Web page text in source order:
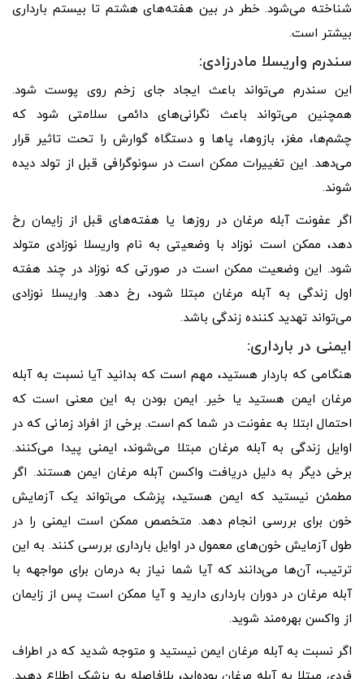
شناخته می‌شود. خطر در بین هفته‌های هشتم تا بیستم بارداری
بیشتر است.
سندرم واریسلا مادرزادی:
این سندرم می‌تواند باعث ایجاد جای زخم روی پوست شود.
همچنین می‌تواند باعث نگرانی‌های دائمی سلامتی شود که
چشم‌ها، مغز، بازوها، پاها و دستگاه گوارش را تحت تاثیر قرار
می‌دهد. این تغییرات ممکن است در سونوگرافی قبل از تولد دیده
شوند.
اگر عفونت آبله مرغان در روزها یا هفته‌های قبل از زایمان رخ
دهد، ممکن است نوزاد با وضعیتی به نام واریسلا نوزادی متولد
شود. این وضعیت ممکن است در صورتی که نوزاد در چند هفته
اول زندگی به آبله مرغان مبتلا شود، رخ دهد. واریسلا نوزادی
می‌تواند تهدید کننده زندگی باشد.
ایمنی در بارداری:
هنگامی که باردار هستید، مهم است که بدانید آیا نسبت به آبله
مرغان ایمن هستید یا خیر. ایمن بودن به این معنی است که
احتمال ابتلا به عفونت در شما کم است. برخی از افراد زمانی که در
اوایل زندگی به آبله مرغان مبتلا می‌شوند، ایمنی پیدا می‌کنند.
برخی دیگر به دلیل دریافت واکسن آبله مرغان ایمن هستند. اگر
مطمئن نیستید که ایمن هستید، پزشک می‌تواند یک آزمایش
خون برای بررسی انجام دهد. متخصص ممکن است ایمنی را در
طول آزمایش خون‌های معمول در اوایل بارداری بررسی کنند. به این
ترتیب، آن‌ها می‌دانند که آیا شما نیاز به درمان برای مواجهه با
آبله مرغان در دوران بارداری دارید و آیا ممکن است پس از زایمان
از واکسن بهره‌مند شوید.
اگر نسبت به آبله مرغان ایمن نیستید و متوجه شدید که در اطراف